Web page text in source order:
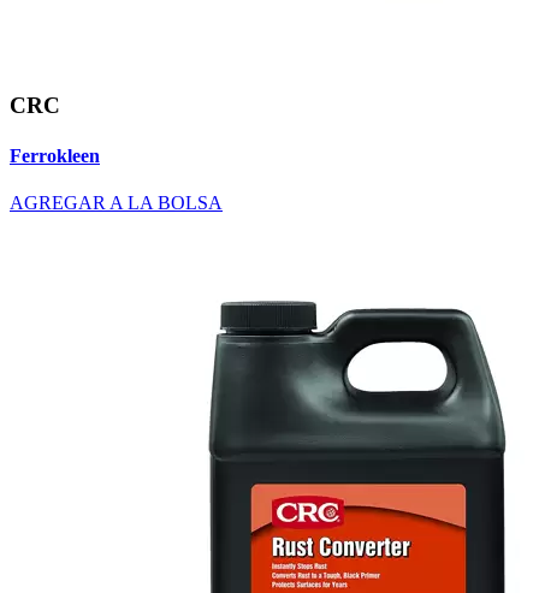
CRC
Ferrokleen
AGREGAR A LA BOLSA